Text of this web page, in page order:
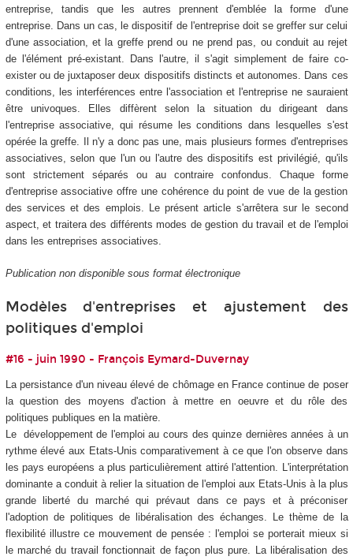
entreprise, tandis que les autres prennent d'emblée la forme d'une
entreprise. Dans un cas, le dispositif de l'entreprise doit se greffer sur celui
d'une association, et la greffe prend ou ne prend pas, ou conduit au rejet
de l'élément pré-existant. Dans l'autre, il s'agit simplement de faire co-
exister ou de juxtaposer deux dispositifs distincts et autonomes. Dans ces
conditions, les interférences entre l'association et l'entreprise ne sauraient
être univoques. Elles diffèrent selon la situation du dirigeant dans
l'entreprise associative, qui résume les conditions dans lesquelles s'est
opérée la greffe. Il n'y a donc pas une, mais plusieurs formes d'entreprises
associatives, selon que l'un ou l'autre des dispositifs est privilégié, qu'ils
sont strictement séparés ou au contraire confondus. Chaque forme
d'entreprise associative offre une cohérence du point de vue de la gestion
des services et des emplois. Le présent article s'arrêtera sur le second
aspect, et traitera des différents modes de gestion du travail et de l'emploi
dans les entreprises associatives.
Publication non disponible sous format électronique
Modèles d'entreprises et ajustement des
politiques d'emploi
#16 - juin 1990 - François Eymard-Duvernay
La persistance d'un niveau élevé de chômage en France continue de poser
la question des moyens d'action à mettre en oeuvre et du rôle des
politiques publiques en la matière.
Le développement de l'emploi au cours des quinze dernières années à un
rythme élevé aux Etats-Unis comparativement à ce que l'on observe dans
les pays européens a plus particulièrement attiré l'attention. L'interprétation
dominante a conduit à relier la situation de l'emploi aux Etats-Unis à la plus
grande liberté du marché qui prévaut dans ce pays et à préconiser
l'adoption de politiques de libéralisation des échanges. Le thème de la
flexibilité illustre ce mouvement de pensée : l'emploi se porterait mieux si
le marché du travail fonctionnait de façon plus pure. La libéralisation des